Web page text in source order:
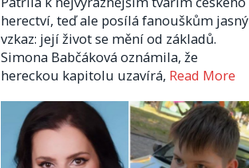
herectví, teď ale posílá fanouškům jasný
vzkaz: její život se mění od základů.
Simona Babčáková oznámila, že
hereckou kapitolu uzavírá, Read More